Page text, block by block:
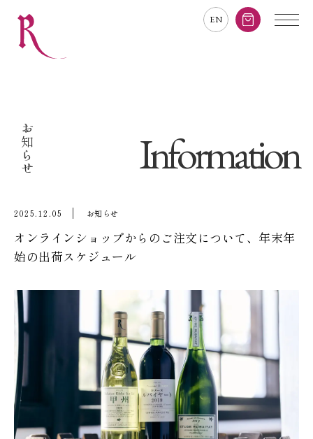
EN
お知らせ Information
2025.12.05 お知らせ
オンラインショップからのご注文について、年末年
始の出荷スケジュール